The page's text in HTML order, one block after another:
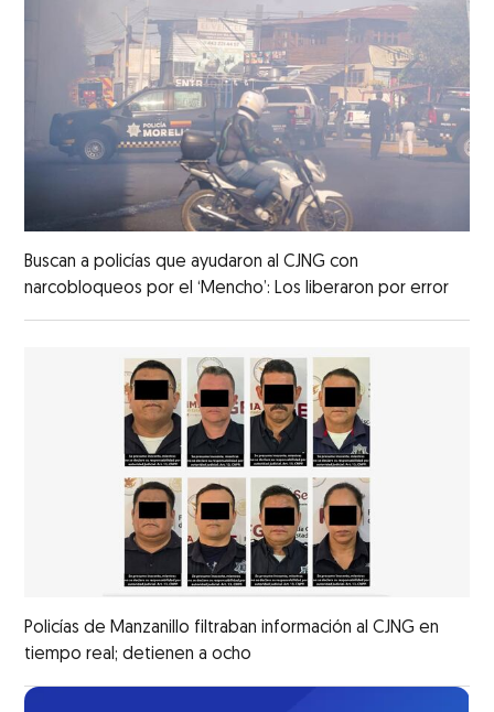
Buscan a policías que ayudaron al CJNG con
narcobloqueos por el ‘Mencho’: Los liberaron por error
Policías de Manzanillo filtraban información al CJNG en
tiempo real; detienen a ocho